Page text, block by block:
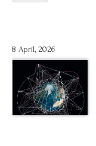
8 April, 2026